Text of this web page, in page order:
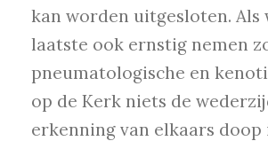
kan worden uitgesloten. Als
laatste ook ernstig nemen
pneumatologische en
op de Kerk niets de
erkenning van elkaars doop